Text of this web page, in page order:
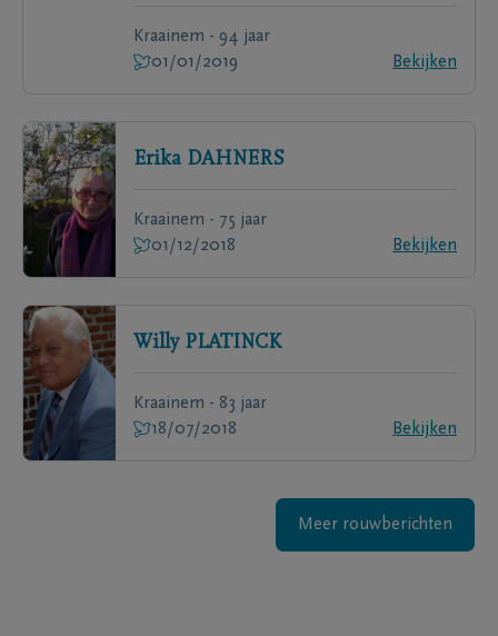
Kraainem - 94 jaar
01/01/2019
Bekijken
Erika DAHNERS
Kraainem - 75 jaar
01/12/2018
Bekijken
Willy PLATINCK
Kraainem - 83 jaar
18/07/2018
Bekijken
Meer rouwberichten